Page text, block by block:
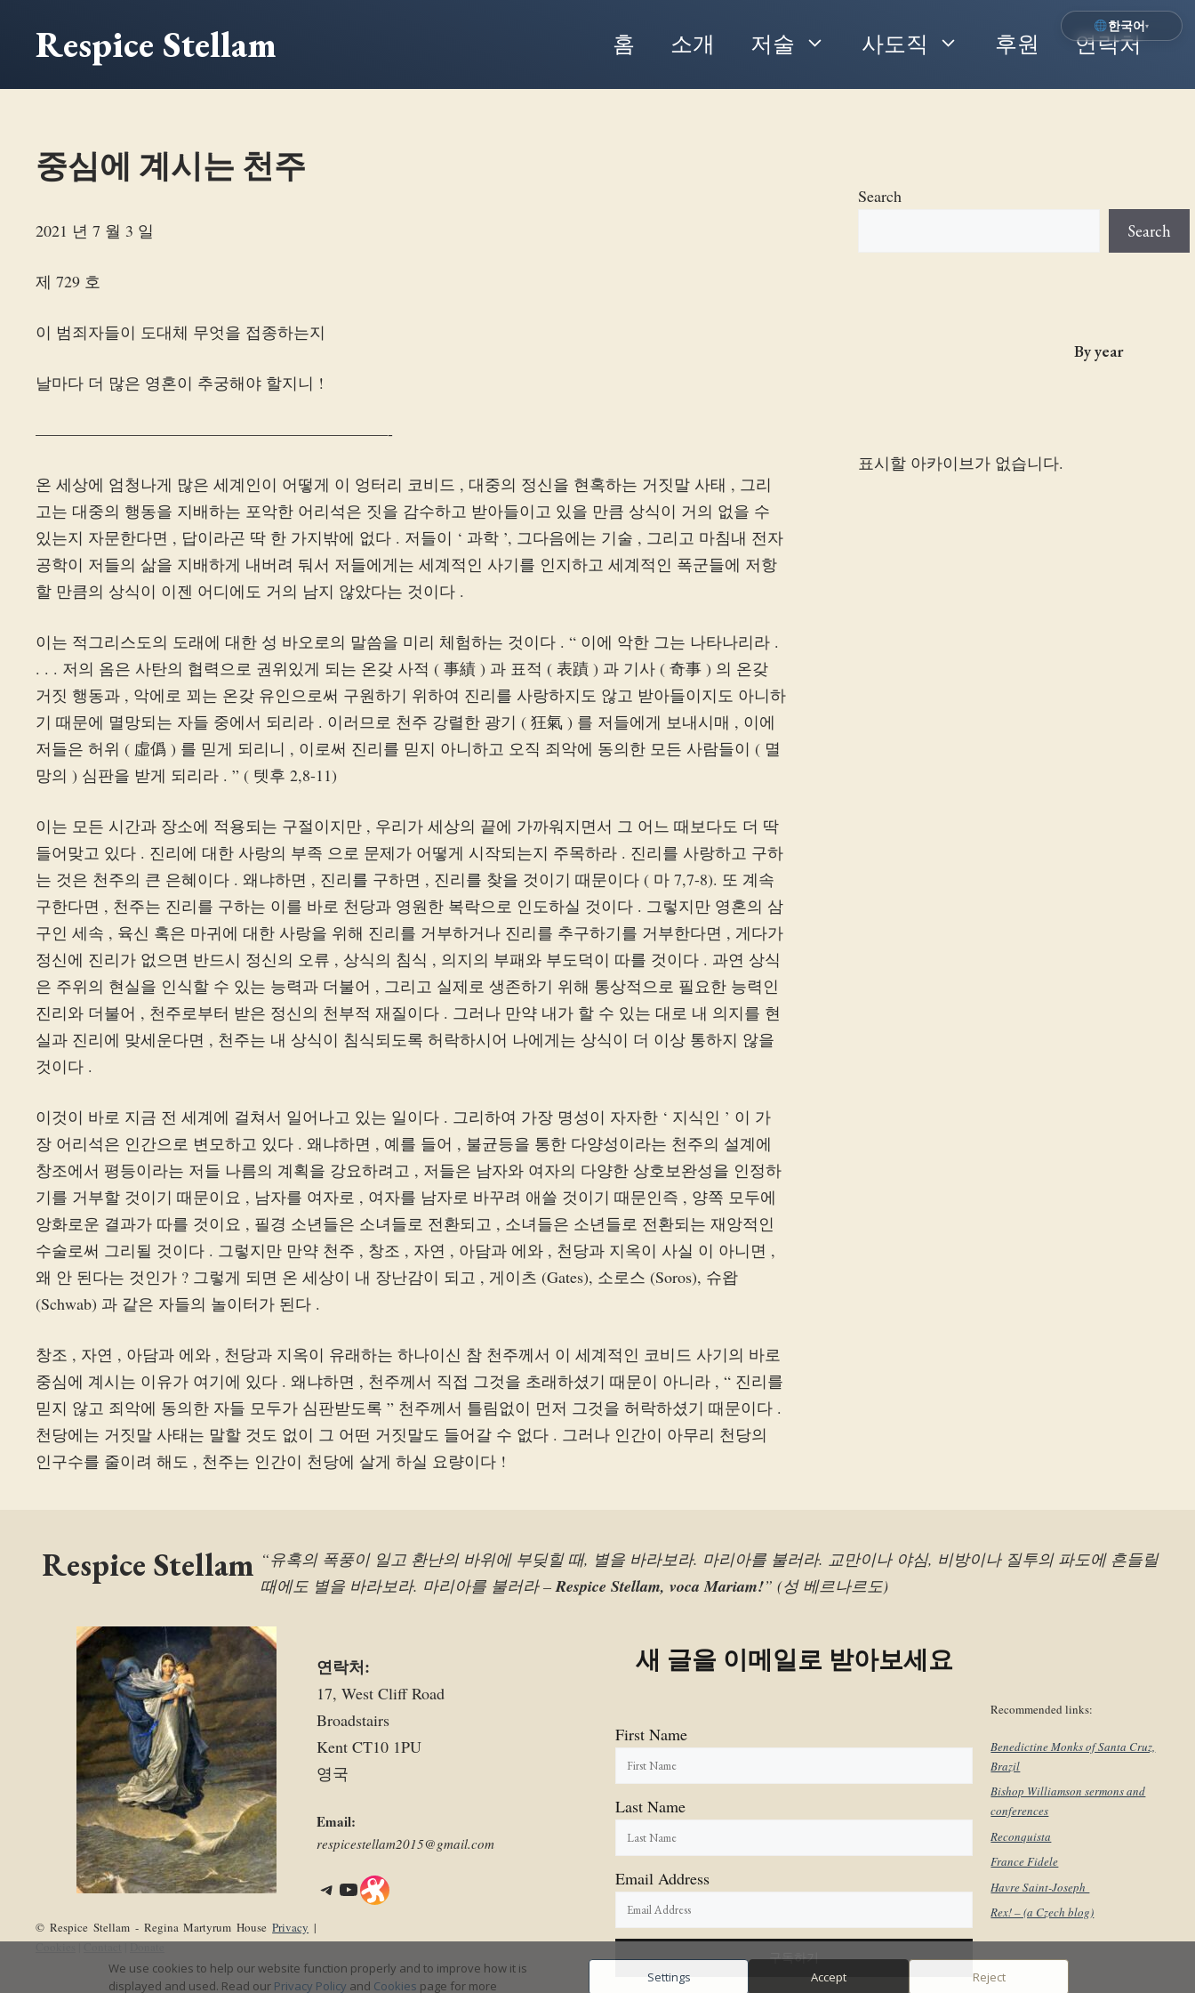
한국어▾
로
Respice Stellam 홈 소개 저술 사도직 후원 연락처
중심에 계시는 천주
2021 년 7 월 3 일
제 729 호
이 범죄자들이 도대체 무엇을 접종하는지
날마다 더 많은 영혼이 추궁해야 할지니 !
——————————————————————-
온 세상에 엄청나게 많은 세계인이 어떻게 이 엉터리 코비드 , 대중의 정신을 현혹하는 거짓말 사태 , 그리
고는 대중의 행동을 지배하는 포악한 어리석은 짓을 감수하고 받아들이고 있을 만큼 상식이 거의 없을 수
있는지 자문한다면 , 답이라곤 딱 한 가지밖에 없다 . 저들이 ‘ 과학 ’, 그다음에는 기술 , 그리고 마침내 전자
공학이 저들의 삶을 지배하게 내버려 둬서 저들에게는 세계적인 사기를 인지하고 세계적인 폭군들에 저항
할 만큼의 상식이 이젠 어디에도 거의 남지 않았다는 것이다 .
이는 적그리스도의 도래에 대한 성 바오로의 말씀을 미리 체험하는 것이다 . “ 이에 악한 그는 나타나리라 .
. . . 저의 옴은 사탄의 협력으로 권위있게 되는 온갖 사적 ( 事績 ) 과 표적 ( 表蹟 ) 과 기사 ( 奇事 ) 의 온갖
거짓 행동과 , 악에로 꾀는 온갖 유인으로써 구원하기 위하여 진리를 사랑하지도 않고 받아들이지도 아니하
기 때문에 멸망되는 자들 중에서 되리라 . 이러므로 천주 강렬한 광기 ( 狂氣 ) 를 저들에게 보내시매 , 이에
저들은 허위 ( 虛僞 ) 를 믿게 되리니 , 이로써 진리를 믿지 아니하고 오직 죄악에 동의한 모든 사람들이 ( 멸
망의 ) 심판을 받게 되리라 . ” ( 텟후 2,8-11)
이는 모든 시간과 장소에 적용되는 구절이지만 , 우리가 세상의 끝에 가까워지면서 그 어느 때보다도 더 딱
들어맞고 있다 . 진리에 대한 사랑의 부족 으로 문제가 어떻게 시작되는지 주목하라 . 진리를 사랑하고 구하
는 것은 천주의 큰 은혜이다 . 왜냐하면 , 진리를 구하면 , 진리를 찾을 것이기 때문이다 ( 마 7,7-8). 또 계속
구한다면 , 천주는 진리를 구하는 이를 바로 천당과 영원한 복락으로 인도하실 것이다 . 그렇지만 영혼의 삼
구인 세속 , 육신 혹은 마귀에 대한 사랑을 위해 진리를 거부하거나 진리를 추구하기를 거부한다면 , 게다가
정신에 진리가 없으면 반드시 정신의 오류 , 상식의 침식 , 의지의 부패와 부도덕이 따를 것이다 . 과연 상식
은 주위의 현실을 인식할 수 있는 능력과 더불어 , 그리고 실제로 생존하기 위해 통상적으로 필요한 능력인
진리와 더불어 , 천주로부터 받은 정신의 천부적 재질이다 . 그러나 만약 내가 할 수 있는 대로 내 의지를 현
실과 진리에 맞세운다면 , 천주는 내 상식이 침식되도록 허락하시어 나에게는 상식이 더 이상 통하지 않을
것이다 .
이것이 바로 지금 전 세계에 걸쳐서 일어나고 있는 일이다 . 그리하여 가장 명성이 자자한 ‘ 지식인 ’ 이 가
장 어리석은 인간으로 변모하고 있다 . 왜냐하면 , 예를 들어 , 불균등을 통한 다양성이라는 천주의 설계에
창조에서 평등이라는 저들 나름의 계획을 강요하려고 , 저들은 남자와 여자의 다양한 상호보완성을 인정하
기를 거부할 것이기 때문이요 , 남자를 여자로 , 여자를 남자로 바꾸려 애쓸 것이기 때문인즉 , 양쪽 모두에
앙화로운 결과가 따를 것이요 , 필경 소년들은 소녀들로 전환되고 , 소녀들은 소년들로 전환되는 재앙적인
수술로써 그리될 것이다 . 그렇지만 만약 천주 , 창조 , 자연 , 아담과 에와 , 천당과 지옥이 사실 이 아니면 ,
왜 안 된다는 것인가 ? 그렇게 되면 온 세상이 내 장난감이 되고 , 게이츠 (Gates), 소로스 (Soros), 슈왑
(Schwab) 과 같은 자들의 놀이터가 된다 .
창조 , 자연 , 아담과 에와 , 천당과 지옥이 유래하는 하나이신 참 천주께서 이 세계적인 코비드 사기의 바로
중심에 계시는 이유가 여기에 있다 . 왜냐하면 , 천주께서 직접 그것을 초래하셨기 때문이 아니라 , “ 진리를
믿지 않고 죄악에 동의한 자들 모두가 심판받도록 ” 천주께서 틀림없이 먼저 그것을 허락하셨기 때문이다 .
천당에는 거짓말 사태는 말할 것도 없이 그 어떤 거짓말도 들어갈 수 없다 . 그러나 인간이 아무리 천당의
인구수를 줄이려 해도 , 천주는 인간이 천당에 살게 하실 요량이다 !
Search
Search
By year
표시할 아카이브가 없습니다.
Respice Stellam “유혹의 폭풍이 일고 환난의 바위에 부딪힐 때, 별을 바라보라. 마리아를 불러라. 교만이나 야심, 비방이나 질투의 파도에 흔들릴
때에도 별을 바라보라. 마리아를 불러라 –Respice Stellam, voca Mariam!” (성 베르나르도)
© Respice Stellam - Regina Martyrum HousePrivacy |
Cookies|Contact|Donate
연락처:
17, West Cliff Road
Broadstairs
Kent CT10 1PU
영국
Email:
respicestellam2015@gmail.com
Telegram YouTube Link
새 글을 이메일로 받아보세요
First Name
Last Name
Email Address
Recommended links:
Benedictine Monks of Santa Cruz,
Brazil
Bishop Williamson sermons and
conferences
Reconquista
France Fidele
Havre Saint-Joseph
Rex! – (a Czech blog)
We use cookies to help our website function properly and to improve how it is
displayed and used. Read our Privacy Policy and Cookies page for more
Settings Accept Reject